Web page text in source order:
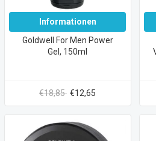
Informationen
Goldwell For Men Power
Gel, 150ml
€18,85 €12,65